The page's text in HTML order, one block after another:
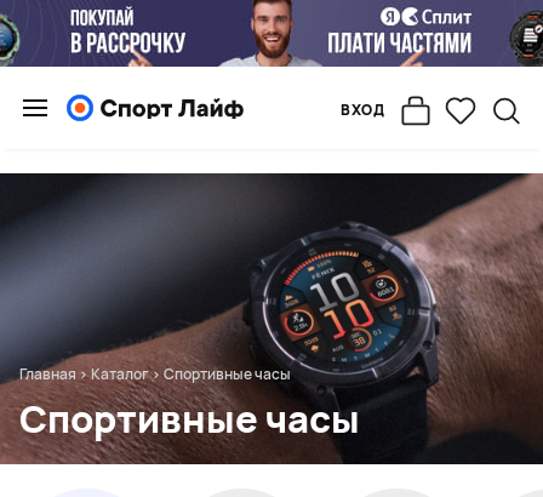
ВХОД
Главная >Каталог>Спортивные часы
Спортивные часы